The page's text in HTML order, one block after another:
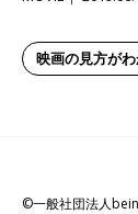
映画の見方がわ
©一般社団法人